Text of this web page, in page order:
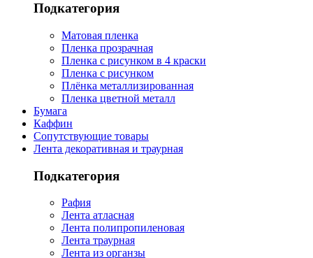
Подкатегория
Матовая пленка
Пленка прозрачная
Пленка с рисунком в 4 краски
Пленка с рисунком
Плёнка металлизированная
Пленка цветной металл
Бумага
Каффин
Сопутствующие товары
Лента декоративная и траурная
Подкатегория
Рафия
Лента атласная
Лента полипропиленовая
Лента траурная
Лента из органзы